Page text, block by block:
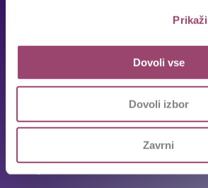
Dovoli vse
Dovoli izbor
Zavrni
Prosta delovna mesta
Priporočila kandidatov
Karierni napotki in nasveti
Ekipa